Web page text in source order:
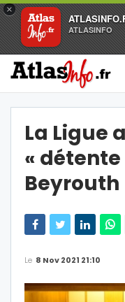
×
ATLASINFO
La Ligue
«
Beyrouth
Le 8 Nov 2021 21:10